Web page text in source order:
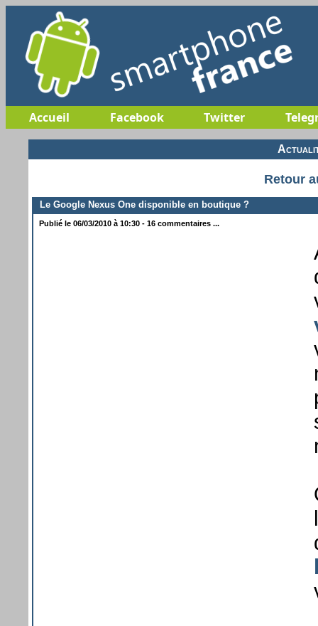
Accueil Facebook Twitter
Retour
Le Google Nexus One disponible en boutique ?
Publié le 06/03/2010 à 10:30 - 16 commentaires ...